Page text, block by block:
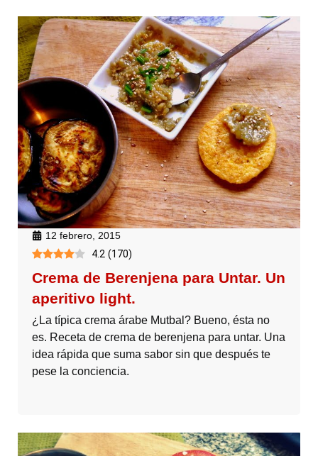
12 febrero, 2015
4.2 (170)
Crema de Berenjena para Untar. Un
aperitivo light.
¿La típica crema árabe Mutbal? Bueno, ésta no
es. Receta de crema de berenjena para untar. Una
idea rápida que suma sabor sin que después te
pese la conciencia.